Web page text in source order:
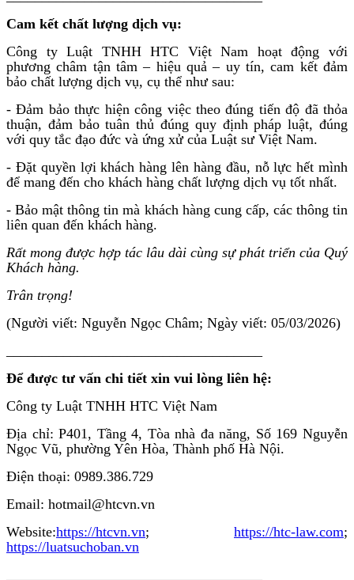
Cam kết chất lượng dịch vụ:
Công ty Luật TNHH HTC Việt Nam hoạt động với
phương châm tận tâm – hiệu quả – uy tín, cam kết đảm
bảo chất lượng dịch vụ, cụ thể như sau:
- Đảm bảo thực hiện công việc theo đúng tiến độ đã thỏa
thuận, đảm bảo tuân thủ đúng quy định pháp luật, đúng
với quy tắc đạo đức và ứng xử của Luật sư Việt Nam.
- Đặt quyền lợi khách hàng lên hàng đầu, nỗ lực hết mình
để mang đến cho khách hàng chất lượng dịch vụ tốt nhất.
- Bảo mật thông tin mà khách hàng cung cấp, các thông tin
liên quan đến khách hàng.
Rất mong được hợp tác lâu dài cùng sự phát triển của Quý
Khách hàng.
Trân trọng!
(Người viết: Nguyễn Ngọc Châm; Ngày viết: 05/03/2026)
Để được tư vấn chi tiết xin vui lòng liên hệ:
Công ty Luật TNHH HTC Việt Nam
Địa chỉ: P401, Tầng 4, Tòa nhà đa năng, Số 169 Nguyễn
Ngọc Vũ, phường Yên Hòa, Thành phố Hà Nội.
Điện thoại: 0989.386.729
Email: hotmail@htcvn.vn
Website:https://htcvn.vn; https://htc-law.com;
https://luatsuchoban.vn